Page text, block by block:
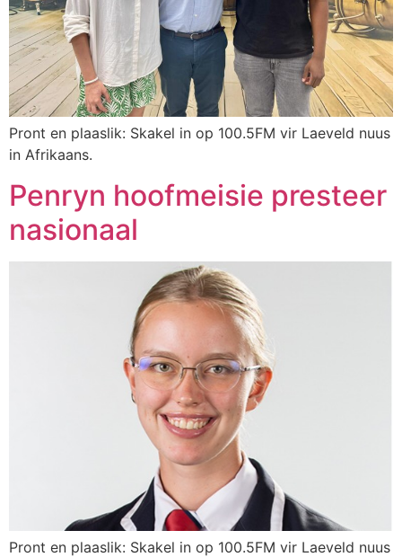
Pront en plaaslik: Skakel in op 100.5FM vir Laeveld nuus
in Afrikaans.
Penryn hoofmeisie presteer
nasionaal
Pront en plaaslik: Skakel in op 100.5FM vir Laeveld nuus